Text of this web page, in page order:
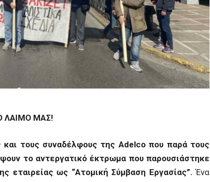
ΛΑΙΜΟ ΜΑΣ!
και τους συναδέλφους της Adelco που παρά τους
το αντεργατικό έκτρωμα που παρουσιάστηκε
εταιρείας ως “Ατομική Σύμβαση Εργασίας”. Ένα